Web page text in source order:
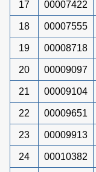
17 00007422
18 00007555
19 00008718
20 00009097
21 00009104
22 00009651
23 00009913
24 00010382